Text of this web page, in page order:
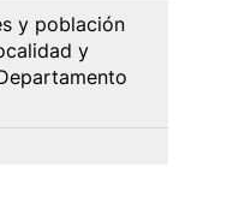
y población
y